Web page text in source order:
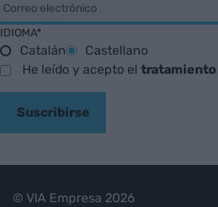
IDIOMA*
Catalán
Castellano
He leído y acepto el tratamiento
Suscribirse
© VIA Empresa 2026